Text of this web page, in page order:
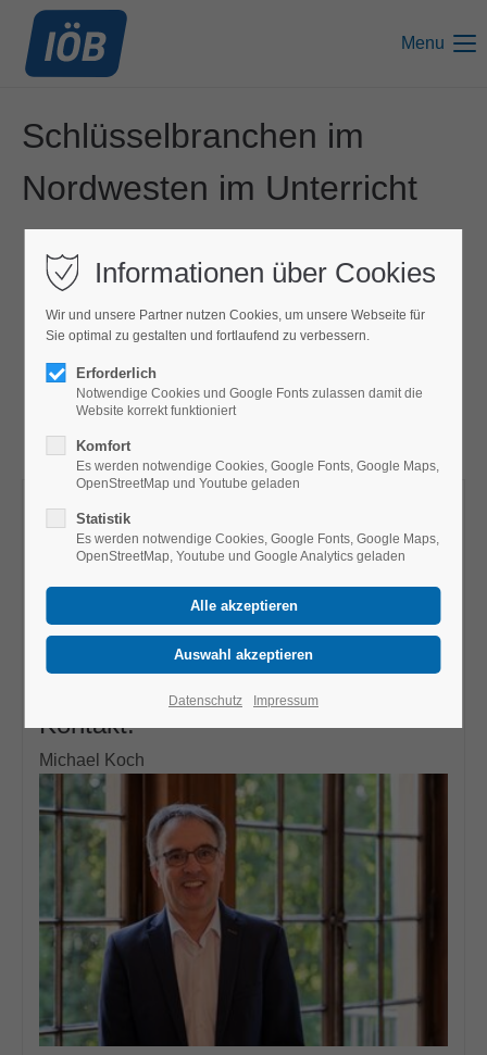
Menu
Schlüsselbranchen im
Nordwesten im Unterricht
Förderer:
Bremer Landesbank
Partner:
Landesinstitut für Schule Bremen (LIS)
Kontakt:
Michael Koch
Informationen über Cookies
Wir und unsere Partner nutzen Cookies, um unsere Webseite für
Sie optimal zu gestalten und fortlaufend zu verbessern.
Erforderlich
Notwendige Cookies und Google Fonts zulassen damit die
Website korrekt funktioniert
Komfort
Es werden notwendige Cookies, Google Fonts, Google Maps,
OpenStreetMap und Youtube geladen
Statistik
Es werden notwendige Cookies, Google Fonts, Google Maps,
OpenStreetMap, Youtube und Google Analytics geladen
Datenschutz Impressum